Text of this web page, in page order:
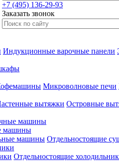
+7 (495) 136-29-93
Заказать звонок
Индукционные варочные панели
Микроволновые печи
вытяжки Островные
машины
машины
машины Отдельностоящие
Отдельностоящие